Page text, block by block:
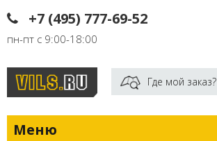
+7 (495) 777-69-52
пн-пт с 9:00-18:00
Где мой заказ?
Меню